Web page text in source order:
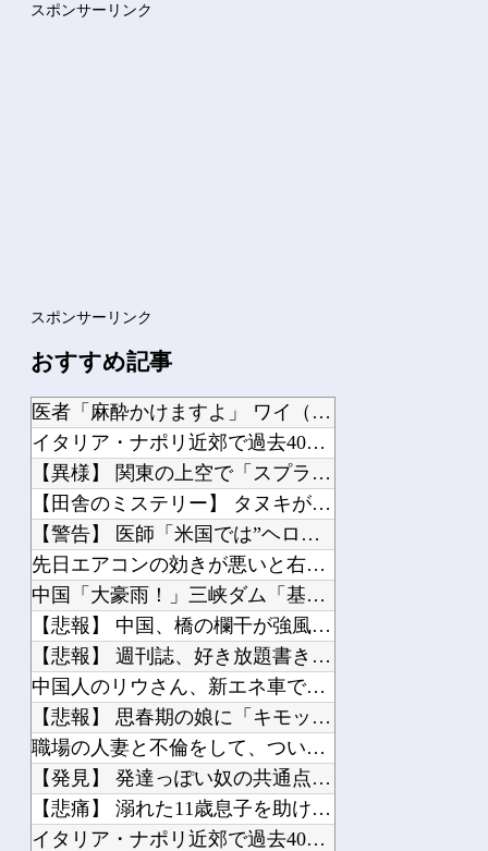
スポンサーリンク
スポンサーリンク
おすすめ記事
医者「麻酔かけますよ」 ワイ（全身麻酔に耐えて見せる！うおおおおおお！！！！）→
イタリア・ナポリ近郊で過去40年で最大規模の地震「M4.7」の揺れを観測
【異様】 関東の上空で「スプライト」という発光現象が観測される！多くの人が地上か...
【田舎のミステリー】 タヌキが人間に化ける説、これ多分マジ
【警告】 医師「米国では”ヘロインと同じくらいヤバい薬”が日本では平気で処方され...
先日エアコンの効きが悪いと右往左往してた奴やが
中国「大豪雨！」三峡ダム「基礎部分破損」中国「全力放流！」台風13号「中国上陸予...
【悲報】 中国、橋の欄干が強風一発で粉々に 鉄筋ゼロ 当局「接着剤でくっつけただ...
【悲報】 週刊誌、好き放題書きまくる 高市早苗首相は新公用車の贅を尽くした後部座...
中国人のリウさん、新エネ車で国境越えたら遠隔操作で30時間ロックされる！
【悲報】 思春期の娘に「キモッ」と言われたお父さん、グレるｗｗｗｗｗｗｗ
職場の人妻と不倫をして、ついに、、、
【発見】 発達っぽい奴の共通点って『立場を理解できない』だよな
【悲痛】 溺れた11歳息子を助けようと川へ…40歳父親が死亡 息子は母親が救助 ...
イタリア・ナポリ近郊で過去40年で最大規模の地震「M4.7」の揺れを観測